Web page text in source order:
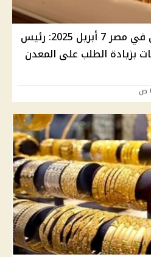
سعر الذهب اليوم الأثنين في مصر 7 أبريل 2025: رئيس
بزيادة الطلب على المعدن